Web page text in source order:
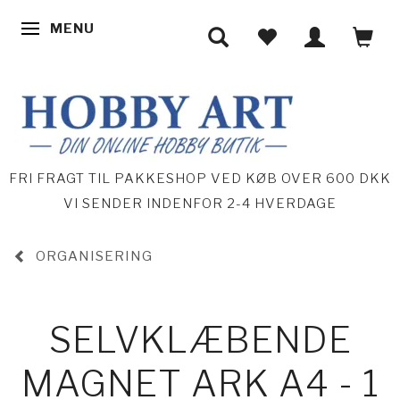
SKIFTE NAVIGATION
MENU
FRI FRAGT TIL PAKKESHOP VED KØB OVER 600 DKK
VI SENDER INDENFOR 2-4 HVERDAGE
ORGANISERING
SELVKLÆBENDE
MAGNET ARK A4 - 1